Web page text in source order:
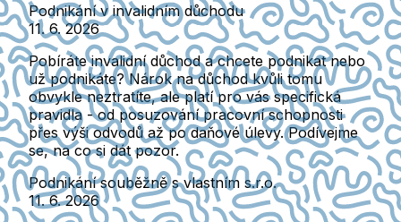
Podnikání v invalidním důchodu
11. 6. 2026
Pobíráte invalidní důchod a chcete podnikat nebo
už podnikáte? Nárok na důchod kvůli tomu
obvykle neztratíte, ale platí pro vás specifická
pravidla - od posuzování pracovní schopnosti
přes výši odvodů až po daňové úlevy. Podívejme
se, na co si dát pozor.
Podnikání souběžně s vlastním s.r.o.
11. 6. 2026